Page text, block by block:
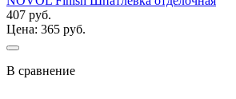
407 руб.
Цена: 365 руб.
В сравнение